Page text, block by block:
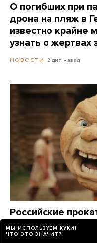
О погибших при
дрона на пляж в
известно крайне
узнать о жертвах
НОВОСТИ 2 дня назад
Российские
премьеру нового
чтобы выпустить
МЫ ИСПОЛЬЗУЕМ КУКИ!
ЧТО ЭТО ЗНАЧИТ?